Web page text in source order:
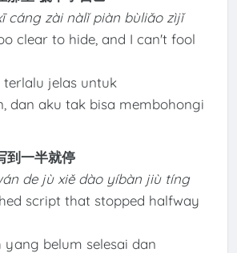
cáng zài nàlǐ piàn bùliǎo zìjǐ
clear to hide, and I can't fool
terlalu jelas untuk
dan aku tak bisa membohongi
到一半就停
de jù xiě dào yíbàn jiù tíng
script that stopped halfway
yang belum selesai dan